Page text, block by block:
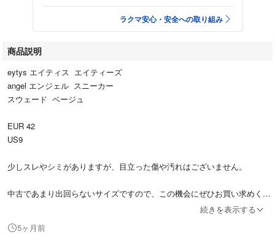
ラクマ安心・安全への取り組み
商品説明
eytys エイティス エイティーズ
angel エンジェル スニーカー
スウェード ベージュ
EUR 42
US9
少しスレやシミがありますが、目立った傷や汚れはございません。
中古であまり出回らないサイズですので、この機会にぜひお買い求めくだ
続きを表示する
5ヶ月前